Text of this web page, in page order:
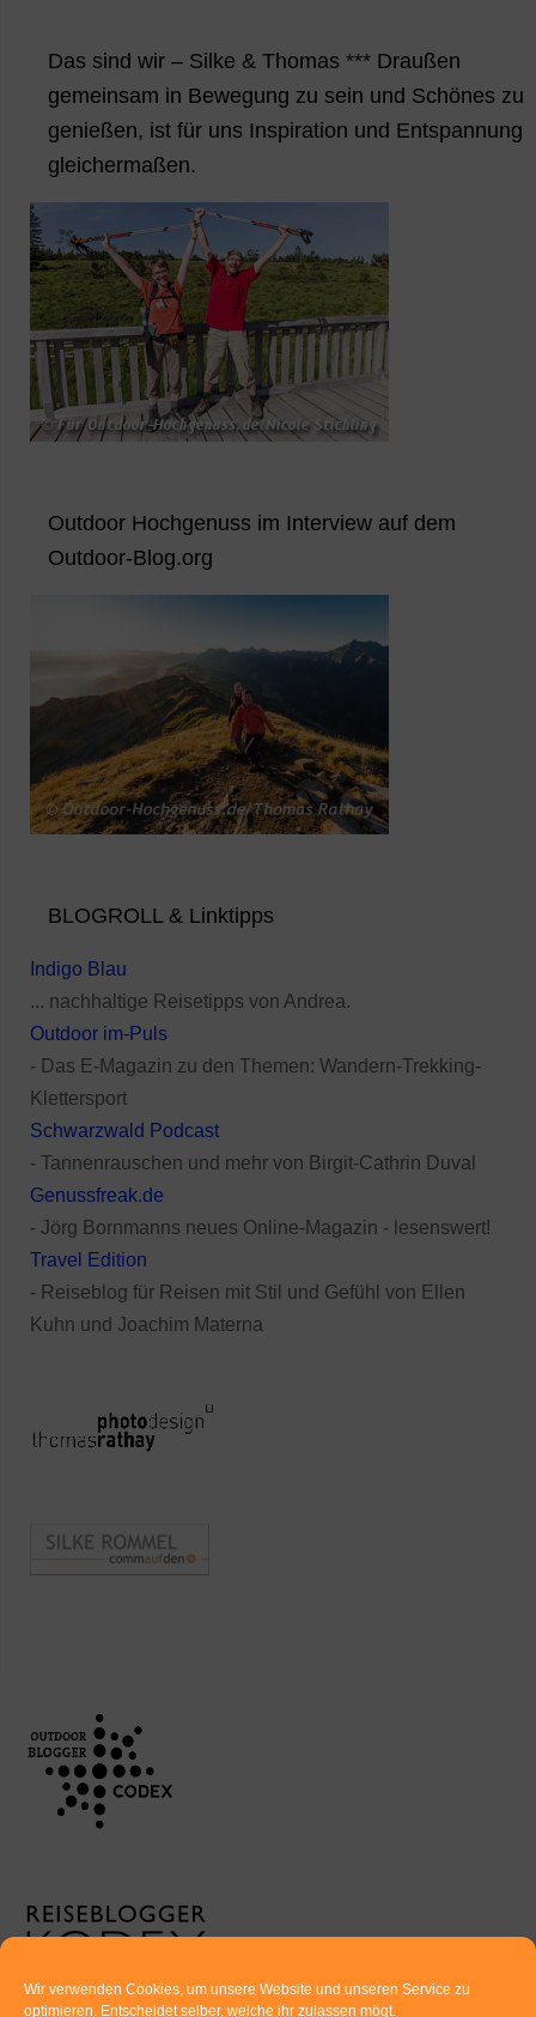
Wir verwenden Cookies, um unsere Website und unseren Service zu
optimieren. Entscheidet selber, welche ihr zulassen mögt.
Das sind wir – Silke & Thomas *** Draußen
gemeinsam in Bewegung zu sein und Schönes zu
genießen, ist für uns Inspiration und Entspannung
gleichermaßen.
Outdoor Hochgenuss im Interview auf dem
Outdoor-Blog.org
BLOGROLL & Linktipps
Indigo Blau
... nachhaltige Reisetipps von Andrea.
Outdoor im-Puls
- Das E-Magazin zu den Themen: Wandern-Trekking-
Klettersport
Schwarzwald Podcast
- Tannenrauschen und mehr von Birgit-Cathrin Duval
Genussfreak.de
- Jörg Bornmanns neues Online-Magazin - lesenswert!
Travel Edition
- Reiseblog für Reisen mit Stil und Gefühl von Ellen
Kuhn und Joachim Materna